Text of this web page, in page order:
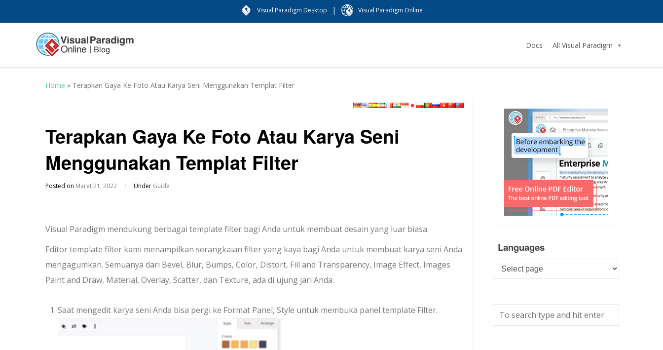
Visual Paradigm Desktop | Visual Paradigm Online
Docs All Visual Paradigm
Home » Terapkan Gaya Ke Foto Atau Karya Seni Menggunakan Templat Filter
Terapkan Gaya Ke Foto Atau Karya Seni
Menggunakan Templat Filter
Posted on Maret 21, 2022 / Under Guide
Visual Paradigm mendukung berbagai template filter bagi Anda untuk membuat desain yang luar biasa.
Editor template filter kami menampilkan serangkaian filter yang kaya bagi Anda untuk membuat karya seni Anda
mengagumkan. Semuanya dari Bevel, Blur, Bumps, Color, Distort, Fill and Transparency, Image Effect, Images
Paint and Draw, Material, Overlay, Scatter, dan Texture, ada di ujung jari Anda.
Saat mengedit karya seni Anda bisa pergi ke Format Panel, Style untuk membuka panel template Filter.
Languages
Languages